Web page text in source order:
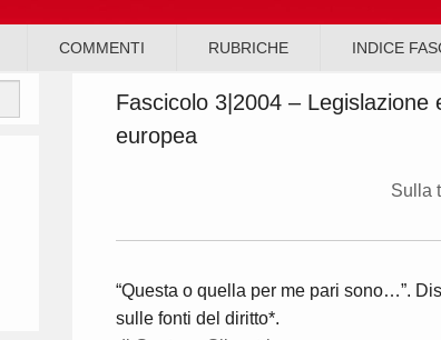
COMMENTI RUBRICHE INDICE
Fascicolo 3|2004 –
europea
Sulla
“Questa o quella per me pari sono…”.
sulle fonti del diritto*.